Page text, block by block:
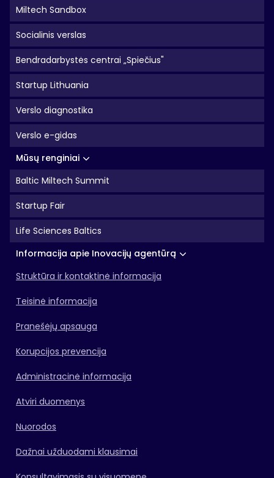
Miltech Sandbox
Socialinis verslas
Bendradarbystės centrai „Spiečius"
Startup Lithuania
Verslo diagnostika
Verslo e-gidas
Mūsų renginiai
Baltic Miltech Summit
Startup Fair
Life Sciences Baltics
Informacija apie Inovacijų agentūrą
Struktūra ir kontaktinė informacija
Teisinė informacija
Pranešėjų apsauga
Korupcijos prevencija
Administracinė informacija
Atviri duomenys
Nuorodos
Dažnai užduodami klausimai